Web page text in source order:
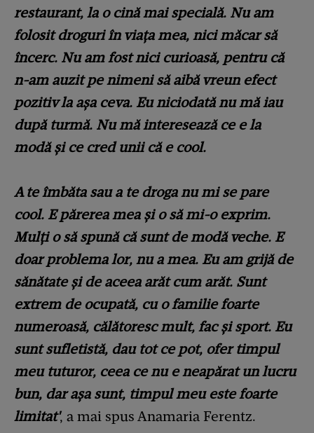
restaurant, la o cină mai specială. Nu am
folosit droguri în viața mea, nici măcar să
încerc. Nu am fost nici curioasă, pentru că
n-am auzit pe nimeni să aibă vreun efect
pozitiv la așa ceva. Eu niciodată nu mă iau
după turmă. Nu mă interesează ce e la
modă și ce cred unii că e cool.
A te îmbăta sau a te droga nu mi se pare
cool. E părerea mea și o să mi-o exprim.
Mulți o să spună că sunt de modă veche. E
doar problema lor, nu a mea. Eu am grijă de
sănătate și de aceea arăt cum arăt. Sunt
extrem de ocupată, cu o familie foarte
numeroasă, călătoresc mult, fac și sport. Eu
sunt sufletistă, dau tot ce pot, ofer timpul
meu tuturor, ceea ce nu e neapărat un lucru
bun, dar așa sunt, timpul meu este foarte
limitat', a mai spus Anamaria Ferentz.